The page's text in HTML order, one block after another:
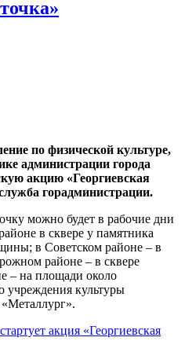
по физической культуре,
администрации города
акцию «Георгиевская
горадминистрации.
можно будет в рабочие дни
в сквере у памятника
в Советском районе – в
районе – в сквере
– на площади около
учреждения культуры
акция «Георгиевская